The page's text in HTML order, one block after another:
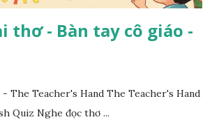
thơ - Bàn tay cô giáo -
- The Teacher's Hand The Teacher's Hand
Quiz Nghe đọc thơ ...